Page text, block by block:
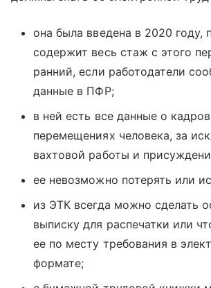
она была введена в 2020 году,
содержит весь стаж с этого
ранний, если работодатели
данные в ПФР;
в ней есть все данные о
перемещениях человека, за
вахтовой работы и
ее невозможно потерять или
из ЭТК всегда можно сделать
выписку для распечатки или
ее по месту требования в
формате;